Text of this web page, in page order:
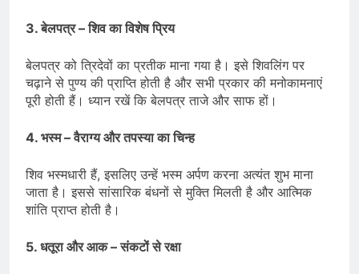
3. बेलपत्र – शिव का विशेष प्रिय
बेलपत्र को त्रिदेवों का प्रतीक माना गया है। इसे शिवलिंग पर
चढ़ाने से पुण्य की प्राप्ति होती है और सभी प्रकार की मनोकामनाएं
पूरी होती हैं। ध्यान रखें कि बेलपत्र ताजे और साफ हों।
4. भस्म – वैराग्य और तपस्या का चिन्ह
शिव भस्मधारी हैं, इसलिए उन्हें भस्म अर्पण करना अत्यंत शुभ माना
जाता है। इससे सांसारिक बंधनों से मुक्ति मिलती है और आत्मिक
शांति प्राप्त होती है।
5. धतूरा और आक – संकटों से रक्षा